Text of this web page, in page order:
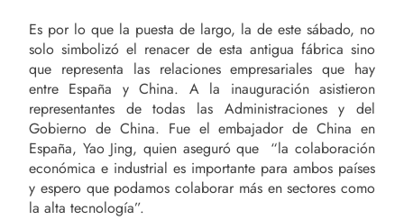
Es por lo que la puesta de largo, la de este sábado, no
solo simbolizó el renacer de esta antigua fábrica sino
que representa las relaciones empresariales que hay
entre España y China. A la inauguración asistieron
representantes de todas las Administraciones y del
Gobierno de China. Fue el embajador de China en
España, Yao Jing, quien aseguró que “la colaboración
económica e industrial es importante para ambos países
y espero que podamos colaborar más en sectores como
la alta tecnología”.